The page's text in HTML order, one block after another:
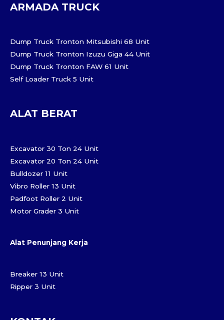
ARMADA TRUCK
Dump Truck Tronton Mitsubishi 68 Unit
Dump Truck Tronton Izuzu Giga 44 Unit
Dump Truck Tronton FAW 61 Unit
Self Loader Truck 5 Unit
ALAT BERAT
Excavator 30 Ton 24 Unit
Excavator 20 Ton 24 Unit
Bulldozer 11 Unit
Vibro Roller 13 Unit
Padfoot Roller 2 Unit
Motor Grader 3 Unit
Alat Penunjang Kerja
Breaker 13 Unit
Ripper 3 Unit